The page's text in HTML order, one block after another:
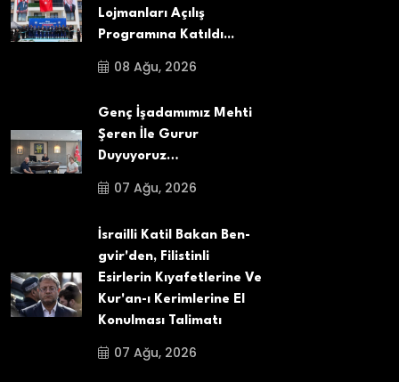
Lojmanları Açılış
Programına Katıldı...
08 Ağu, 2026
Genç İşadamımız Mehti
Şeren İle Gurur
Duyuyoruz…
07 Ağu, 2026
İsrailli Katil Bakan Ben-
gvir'den, Filistinli
Esirlerin Kıyafetlerine Ve
Kur'an-ı Kerimlerine El
Konulması Talimatı
07 Ağu, 2026